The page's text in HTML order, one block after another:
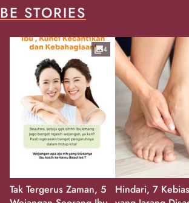
BE STORIES
Tak Tergerus Zaman, 5
4
Hindari, 7